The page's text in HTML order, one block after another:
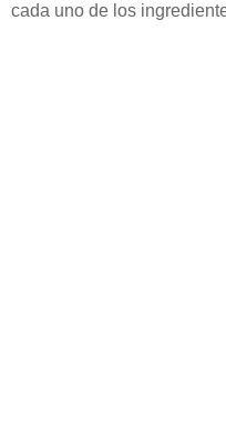
cada uno de los